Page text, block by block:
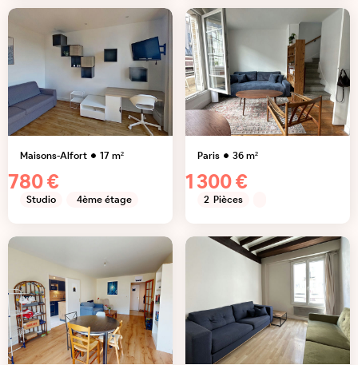
Maisons-Alfort 17m²
780 €
Studio 4ème étage
Paris 36m²
1 300 €
2 Pièces